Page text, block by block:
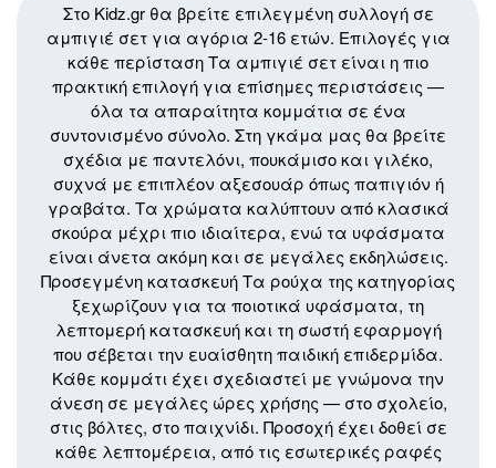
Οι
επιλογές
μπορούν
να
επιλεγούν
στη
σελίδα
του
προϊόντος
Στο Kidz.gr θα βρείτε επιλεγμένη συλλογή σε
αμπιγιέ σετ για αγόρια 2-16 ετών. Επιλογές για
κάθε περίσταση Τα αμπιγιέ σετ είναι η πιο
πρακτική επιλογή για επίσημες περιστάσεις —
όλα τα απαραίτητα κομμάτια σε ένα
συντονισμένο σύνολο. Στη γκάμα μας θα βρείτε
σχέδια με παντελόνι, πουκάμισο και γιλέκο,
συχνά με επιπλέον αξεσουάρ όπως παπιγιόν ή
γραβάτα. Τα χρώματα καλύπτουν από κλασικά
σκούρα μέχρι πιο ιδιαίτερα, ενώ τα υφάσματα
είναι άνετα ακόμη και σε μεγάλες εκδηλώσεις.
Προσεγμένη κατασκευή Τα ρούχα της κατηγορίας
ξεχωρίζουν για τα ποιοτικά υφάσματα, τη
λεπτομερή κατασκευή και τη σωστή εφαρμογή
που σέβεται την ευαίσθητη παιδική επιδερμίδα.
Κάθε κομμάτι έχει σχεδιαστεί με γνώμονα την
άνεση σε μεγάλες ώρες χρήσης — στο σχολείο,
στις βόλτες, στο παιχνίδι. Προσοχή έχει δοθεί σε
κάθε λεπτομέρεια, από τις εσωτερικές ραφές